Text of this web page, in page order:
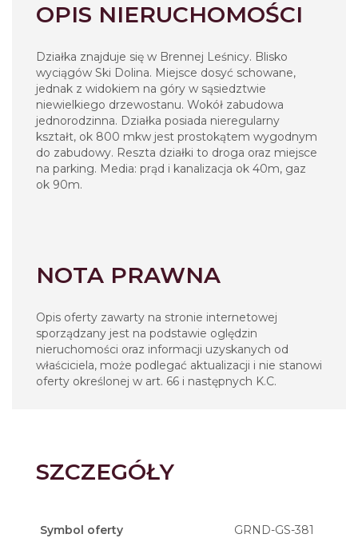
OPIS NIERUCHOMOŚCI
Działka znajduje się w Brennej Leśnicy. Blisko
wyciągów Ski Dolina. Miejsce dosyć schowane,
jednak z widokiem na góry w sąsiedztwie
niewielkiego drzewostanu. Wokół zabudowa
jednorodzinna. Działka posiada nieregularny
kształt, ok 800 mkw jest prostokątem wygodnym
do zabudowy. Reszta działki to droga oraz miejsce
na parking. Media: prąd i kanalizacja ok 40m, gaz
ok 90m.
NOTA PRAWNA
Opis oferty zawarty na stronie internetowej
sporządzany jest na podstawie oględzin
nieruchomości oraz informacji uzyskanych od
właściciela, może podlegać aktualizacji i nie stanowi
oferty określonej w art. 66 i następnych K.C.
SZCZEGÓŁY
Symbol oferty GRND-GS-381